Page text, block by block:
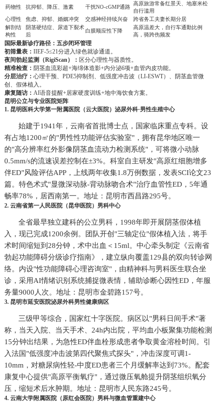
药物性
抗抑郁、降压、激素 干扰NO-cGMP通路
高原旅游常备红景天、地塞米松
自行滥用
心理性
焦虑、抑郁、婚姻冲突 交感神经持续兴奋
跨省务工夫妻长期分居
解剖结
构性
阴茎硬结症、尿道下裂术
后
白膜顺应性下降
高原温差大，自行车通勤比例
高，骑跨伤频发
国际最新诊疗路径：五步闭环管理
初筛量表： IIEF-5≤21分进入绿色就诊通道。
夜间勃起监测（RigiScan）： 区分心理性与器质性。
精准检查： 阴茎血流彩超+海绵体造影+内分泌6项+血管内皮功能。
分层治疗： 心理干预、PDE5抑制剂、低强度冲击波（LI-ESWT）、阴茎血管微
创、假体植入。
康复随访： AI语音提醒+居家硬度训练+地中海饮食方案。
昆明公立与专业医院矩阵
1. 昆明医科大学第一附属医院（云大医院）泌尿外科·男性生殖中心
始建于1941年，云南省首批博士点，国家临床重点专科。设
有占地1200㎡的"男性性功能评估实验室"，拥有昆华地区唯一
的"高分辨率红外影像阴茎血流动力检测系统"，可将微小动脉
0.5mm/s的流速误差控制在±3%。科室自主研发"高原红细胞增多
伴ED"风险评估APP，上线两年收集1.8万例数据，发表SCI论文23
篇。特色术式"显微深动脉-背动脉吻合术"治疗血管性ED，5年通
畅率78%，居西南第一。地址：昆明市西昌路295号。
2. 云南省第一人民医院（昆华医院）男科中心
全省最早独立建科的公立男科，1998年即开展阴茎假体植
入，现已完成1200余例。团队开创"三轴定位"假体植入法，将手
术时间缩短到28分钟，术中出血＜15ml。中心牵头制定《云南省
勃起功能障碍分级诊疗指南》，建立纵向覆盖129县的双向转诊网
络。内设"性功能障碍心理咨询室"，由精神科与男科医生联合坐
诊，采用AI情绪识别系统捕捉微表情，辅助诊断心因性ED，年服
务量9000人次。地址：昆明市金碧路157号。
3. 昆明市延安医院泌尿外科男性健康病区
三级甲等综合，国家红十字医院。病区以"男科日间手术"著
称，当天入院、当天手术、24h内出院，平均血小板聚集功能检测
15分钟出结果，为急性ED伴血栓形成患者争取黄金溶栓时间。引
入法国"低强度冲击波第四代聚焦式探头"，冲击深度可调1-
10mm，对糖尿病性轻-中度ED患者三个月缓解率达到73%。配套
康复中心提供"高原平衡氧疗"，通过微压氧舱提升阴茎组织氧分
压，缩短术后水肿期。地址：昆明市人民东路245号。
4. 云南大学附属医院（原红会医院）男科与微血管重建中心